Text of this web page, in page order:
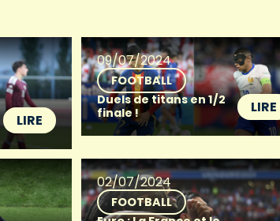
LIRE
09/07/2024
FOOTBALL
Duels de titans en 1/2
finale !
LIRE
02/07/2024
FOOTBALL